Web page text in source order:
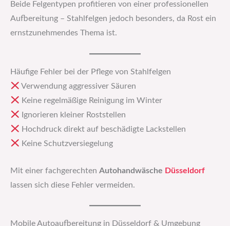
Beide Felgentypen profitieren von einer professionellen
Aufbereitung – Stahlfelgen jedoch besonders, da Rost ein
ernstzunehmendes Thema ist.
Häufige Fehler bei der Pflege von Stahlfelgen
Verwendung aggressiver Säuren
Keine regelmäßige Reinigung im Winter
Ignorieren kleiner Roststellen
Hochdruck direkt auf beschädigte Lackstellen
Keine Schutzversiegelung
Mit einer fachgerechten Autohandwäsche Düsseldorf
lassen sich diese Fehler vermeiden.
Mobile Autoaufbereitung in Düsseldorf & Umgebung